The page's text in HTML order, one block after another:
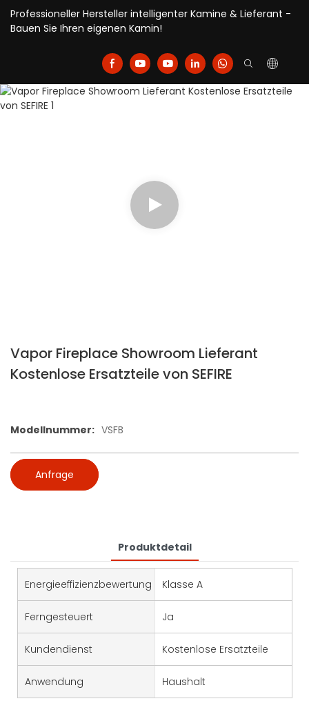
Professioneller Hersteller intelligenter Kamine & Lieferant -
Bauen Sie Ihren eigenen Kamin!
Vapor Fireplace Showroom Lieferant
Kostenlose Ersatzteile von SEFIRE
Modellnummer: VSFB
Anfrage
Produktdetail
Energieeffizienzbewertung Klasse A
Ferngesteuert Ja
Kundendienst Kostenlose Ersatzteile
Anwendung Haushalt